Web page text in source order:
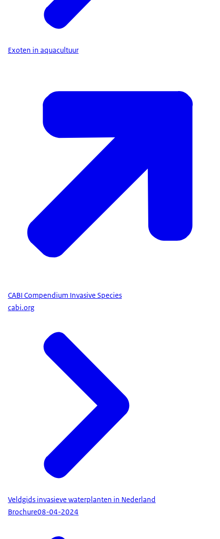
Exoten in aquacultuur
CABI Compendium Invasive Species
cabi.org
Veldgids invasieve waterplanten in Nederland
Brochure08-04-2024